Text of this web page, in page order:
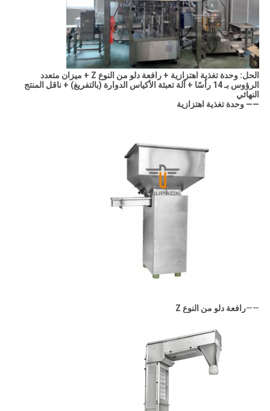
الحل: وحدة تغذية اهتزازية + رافعة دلو من النوع Z + ميزان متعدد
الرؤوس بـ 14 رأسًا + آلة تعبئة الأكياس الدوارة (بالتفريغ) + ناقل المنتج
النهائي
—— وحدة تغذية اهتزازية
——رافعة دلو من النوع Z